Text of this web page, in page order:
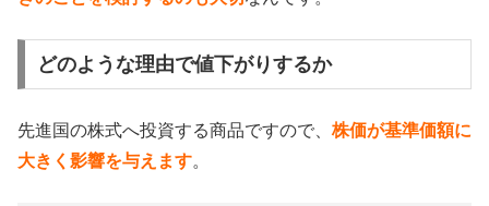
どのような理由で値下がりするか
先進国の株式へ投資する商品ですので、 株価が基準価額に
大きく影響を与えます。